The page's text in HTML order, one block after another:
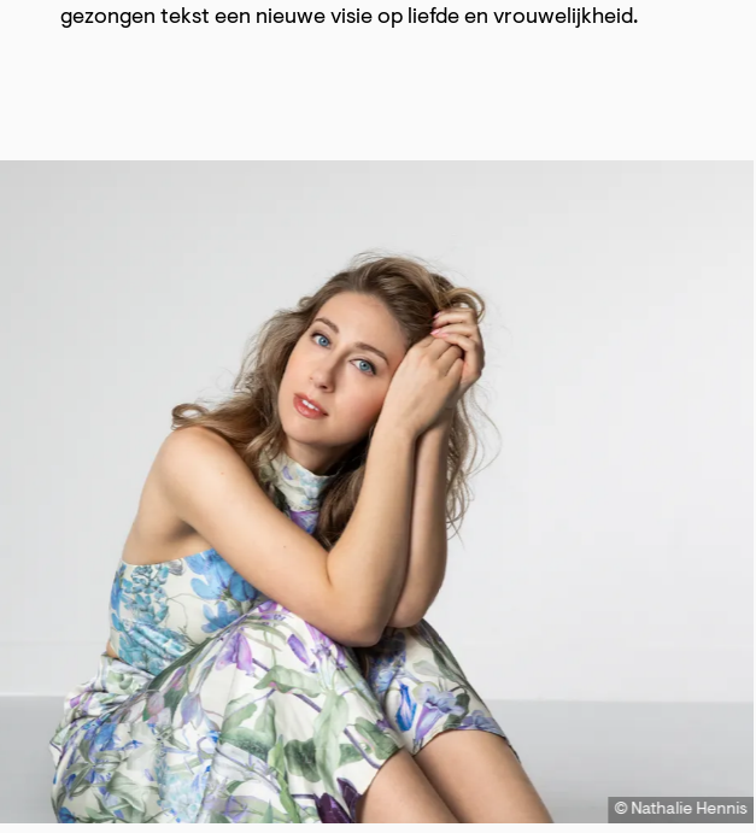
gezongen tekst een nieuwe visie op liefde en vrouwelijkheid.
© Nathalie Hennis